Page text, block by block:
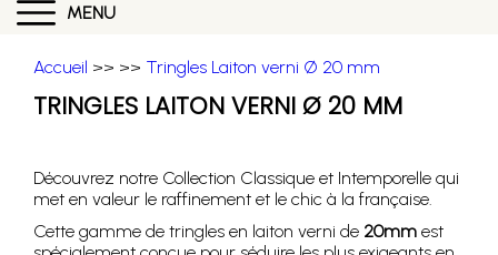
MENU
Accueil >> >> Tringles Laiton verni Ø 20 mm
TRINGLES LAITON VERNI Ø 20 MM
Découvrez notre Collection Classique et Intemporelle qui
met en valeur le raffinement et le chic à la française.
Cette gamme de tringles en laiton verni de 20mm est